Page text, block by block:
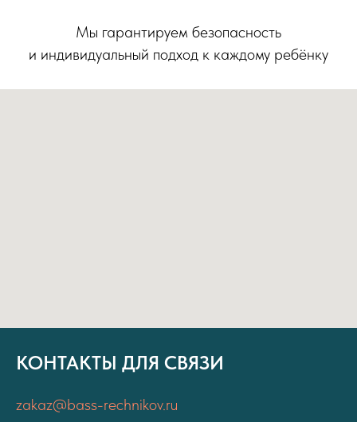
Мы гарантируем безопасность
и индивидуальный подход к каждому ребёнку
КОНТАКТЫ ДЛЯ СВЯЗИ
zakaz@bass-rechnikov.ru